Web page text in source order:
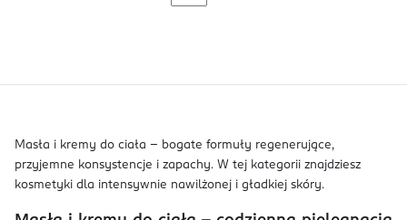
Masła i kremy do ciała – bogate formuły regenerujące,
przyjemne konsystencje i zapachy. W tej kategorii znajdziesz
kosmetyki dla intensywnie nawilżonej i gładkiej skóry.